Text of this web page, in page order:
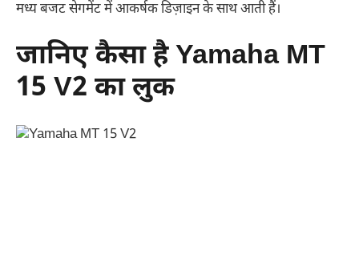
मध्य बजट सेगमेंट में आकर्षक डिज़ाइन के साथ आती हैं।
जानिए कैसा है Yamaha MT
15 V2 का लुक